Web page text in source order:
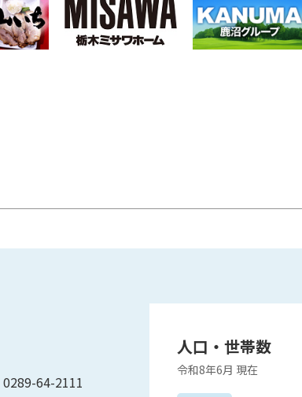
64-2111
人口・世帯数
令和8年6月 現在